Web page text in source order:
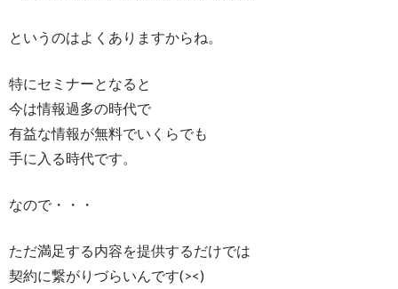
というのはよくありますからね。
特にセミナーとなると
今は情報過多の時代で
有益な情報が無料でいくらでも
手に入る時代です。
なので・・・
ただ満足する内容を提供するだけでは
契約に繋がりづらいんです(><)